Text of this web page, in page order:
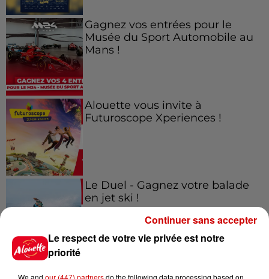
Gagnez vos entrées pour le
Musée du Sport Automobile au
Mans !
Alouette vous invite à
Futuroscope Xperiences !
Le Duel - Gagnez votre balade
en jet ski !
Le respect de votre vie privée est notre
priorité
We and our (447) partnersdo the following data processing based on
Continuer sans accepter